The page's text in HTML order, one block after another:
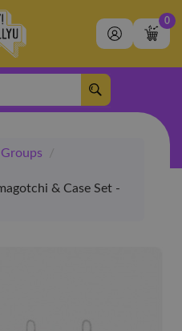
0
/
& Case Set -